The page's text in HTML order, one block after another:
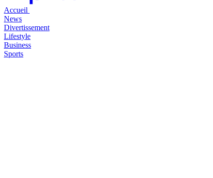
Accueil
News
Divertissement
Lifestyle
Business
Sports